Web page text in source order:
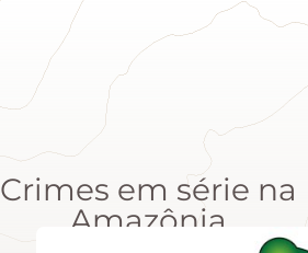
Crimes em série na
Amazônia